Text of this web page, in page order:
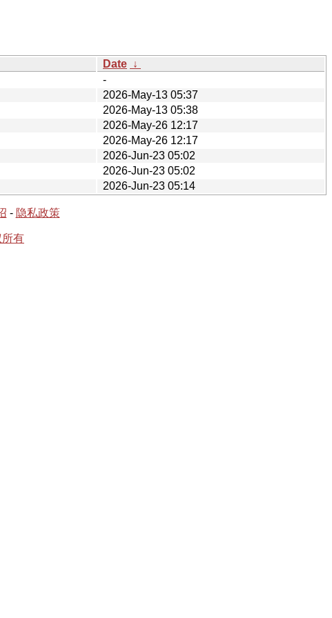
Date ↓
-
2026-May-13 05:37
2026-May-13 05:38
2026-May-26 12:17
2026-May-26 12:17
2026-Jun-23 05:02
2026-Jun-23 05:02
2026-Jun-23 05:14
- 隐私政策
所有